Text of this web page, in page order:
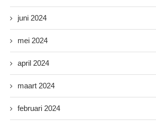
juni 2024
mei 2024
april 2024
maart 2024
februari 2024